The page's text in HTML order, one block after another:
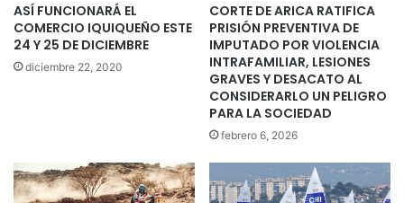
ASÍ FUNCIONARÁ EL
COMERCIO IQUIQUEÑO ESTE
24 Y 25 DE DICIEMBRE
diciembre 22, 2020
CORTE DE ARICA RATIFICA
PRISIÓN PREVENTIVA DE
IMPUTADO POR VIOLENCIA
INTRAFAMILIAR, LESIONES
GRAVES Y DESACATO AL
CONSIDERARLO UN PELIGRO
PARA LA SOCIEDAD
febrero 6, 2026